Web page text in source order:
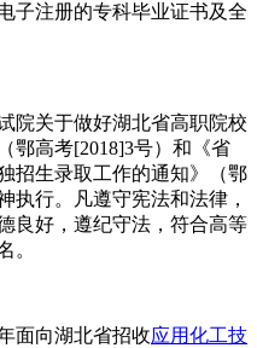
子注册的专科毕业证书及全
院关于做好湖北省高职院校
鄂高考[2018]3号）和《省
招生录取工作的通知》（鄂
执行。凡遵守宪法和法律，
良好，遵纪守法，符合高等
。
面向湖北省招收应用化工技